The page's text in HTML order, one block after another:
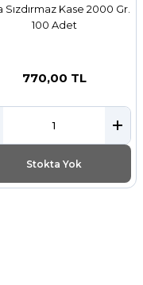
Sızdırmaz Kase 2000 Gr.
100 Adet
770,00 TL
Stokta Yok